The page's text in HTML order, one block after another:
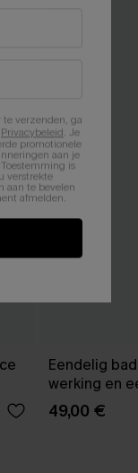
Eendelig
werking en
49,00 €
te verzenden, ga
Privacybeleid. Je
promotionele
aan je
is
verstrekte
aan te bevelen
afmelden.